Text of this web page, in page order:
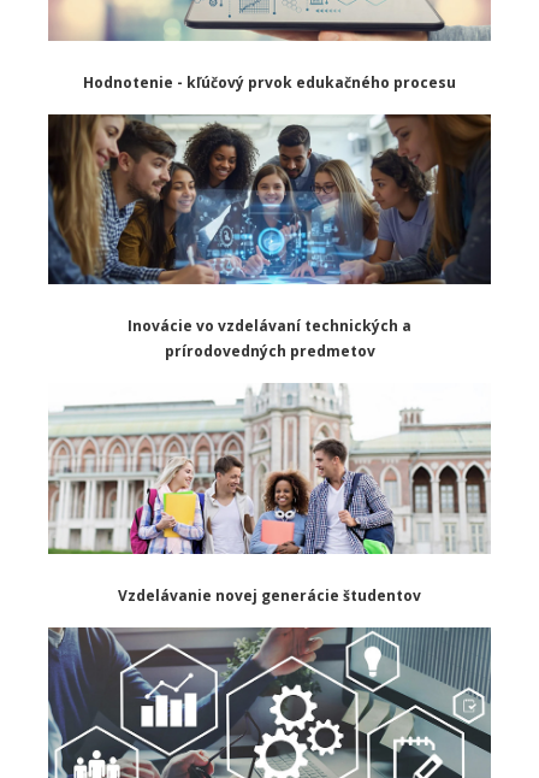
Hodnotenie - kľúčový prvok edukačného procesu
Inovácie vo vzdelávaní technických a
prírodovedných predmetov
Vzdelávanie novej generácie študentov